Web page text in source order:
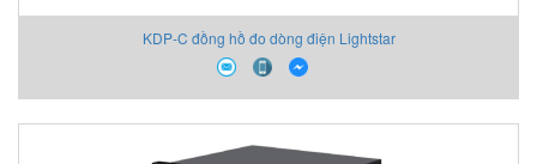
KDP-C đồng hồ đo dòng điện Lightstar